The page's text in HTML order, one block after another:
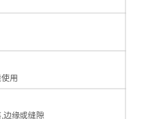
用
边缘或缝隙